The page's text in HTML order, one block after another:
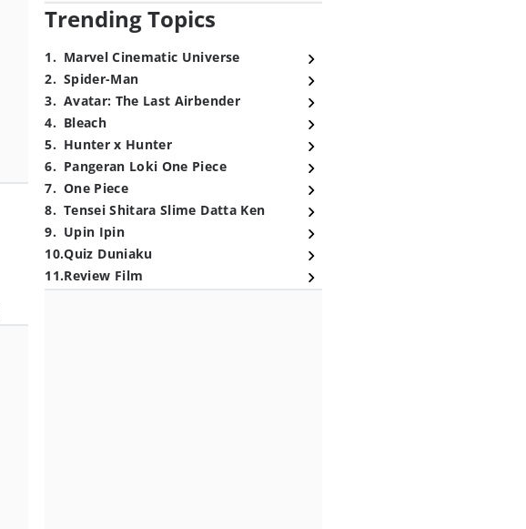
Trending Topics
1. Marvel Cinematic Universe
2. Spider-Man
3. Avatar: The Last Airbender
4. Bleach
5. Hunter x Hunter
6. Pangeran Loki One Piece
7. One Piece
8. Tensei Shitara Slime Datta Ken
9. Upin Ipin
10.Quiz Duniaku
11.Review Film